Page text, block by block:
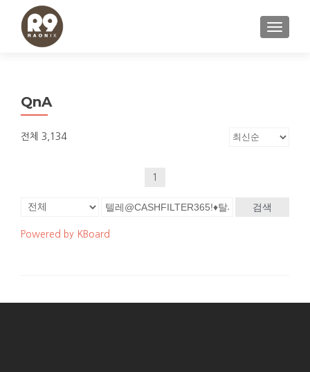
내비게
QnA
전체 3,134
1
검색
Powered by KBoard